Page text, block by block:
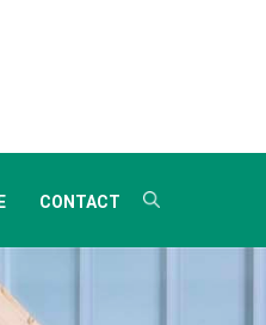
CONTACT